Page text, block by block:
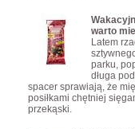
warto
Latem
parku,
długa
spacer sprawiają, że
posiłkami chętniej
przekąski.